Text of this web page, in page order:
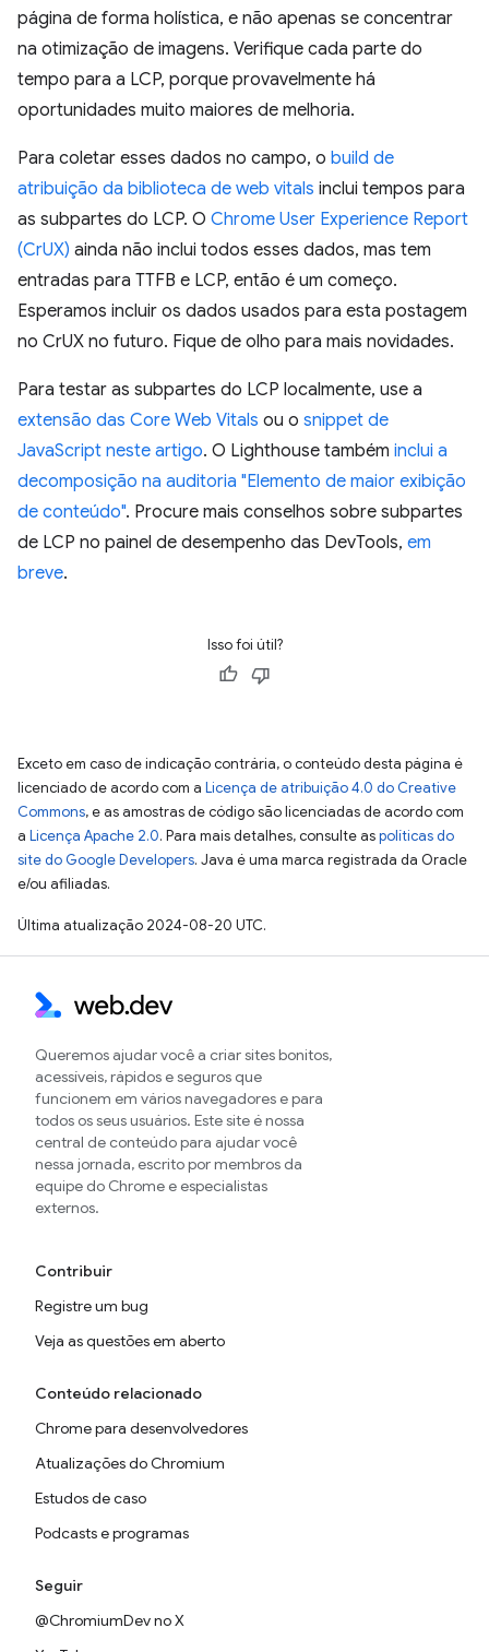
página de forma holística, e não apenas se concentrar
na otimização de imagens. Verifique cada parte do
tempo para a LCP, porque provavelmente há
oportunidades muito maiores de melhoria.
Para coletar esses dados no campo, o build de
atribuição da biblioteca de web vitals inclui tempos para
as subpartes do LCP. O Chrome User Experience Report
(CrUX) ainda não inclui todos esses dados, mas tem
entradas para TTFB e LCP, então é um começo.
Esperamos incluir os dados usados para esta postagem
no CrUX no futuro. Fique de olho para mais novidades.
Para testar as subpartes do LCP localmente, use a
extensão das Core Web Vitals ou o snippet de
JavaScript neste artigo. O Lighthouse também inclui a
decomposição na auditoria "Elemento de maior exibição
de conteúdo". Procure mais conselhos sobre subpartes
de LCP no painel de desempenho das DevTools, em
breve.
Isso foi útil?
Exceto em caso de indicação contrária, o conteúdo desta página é
licenciado de acordo com a Licença de atribuição 4.0 do Creative
Commons, e as amostras de código são licenciadas de acordo com
a Licença Apache 2.0. Para mais detalhes, consulte aspolíticas do
site do Google Developers. Java é uma marca registrada da Oracle
e/ou afiliadas.
Última atualização 2024-08-20 UTC.
Queremos ajudar você a criar sites bonitos,
acessíveis, rápidos e seguros que
funcionem em vários navegadores e para
todos os seus usuários. Este site é nossa
central de conteúdo para ajudar você
nessa jornada, escrito por membros da
equipe do Chrome e especialistas
externos.
Contribuir
Registre um bug
Veja as questões em aberto
Conteúdo relacionado
Chrome para desenvolvedores
Atualizações do Chromium
Estudos de caso
Podcasts e programas
Seguir
@ChromiumDev no X